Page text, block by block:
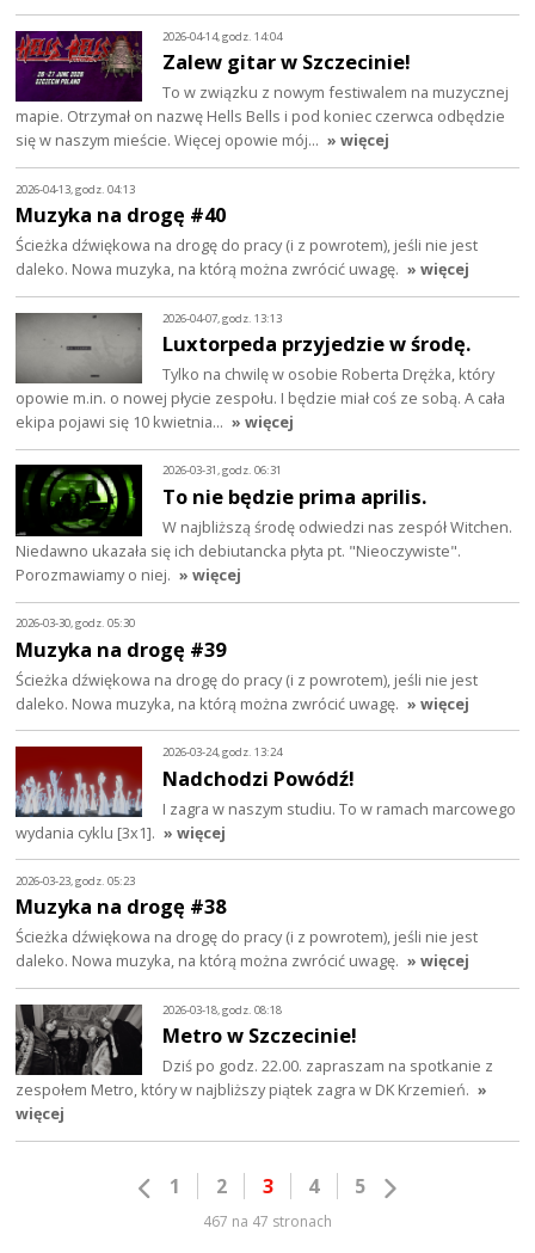
2026-04-14, godz. 14:04
Zalew gitar w Szczecinie!
To w związku z nowym festiwalem na muzycznej
mapie. Otrzymał on nazwę Hells Bells i pod koniec czerwca odbędzie
się w naszym mieście. Więcej opowie mój… » więcej
2026-04-13, godz. 04:13
Muzyka na drogę #40
Ścieżka dźwiękowa na drogę do pracy (i z powrotem), jeśli nie jest
daleko. Nowa muzyka, na którą można zwrócić uwagę. » więcej
2026-04-07, godz. 13:13
Luxtorpeda przyjedzie w środę.
Tylko na chwilę w osobie Roberta Drężka, który
opowie m.in. o nowej płycie zespołu. I będzie miał coś ze sobą. A cała
ekipa pojawi się 10 kwietnia… » więcej
2026-03-31, godz. 06:31
To nie będzie prima aprilis.
W najbliższą środę odwiedzi nas zespół Witchen.
Niedawno ukazała się ich debiutancka płyta pt. "Nieoczywiste".
Porozmawiamy o niej. » więcej
2026-03-30, godz. 05:30
Muzyka na drogę #39
Ścieżka dźwiękowa na drogę do pracy (i z powrotem), jeśli nie jest
daleko. Nowa muzyka, na którą można zwrócić uwagę. » więcej
2026-03-24, godz. 13:24
Nadchodzi Powódź!
I zagra w naszym studiu. To w ramach marcowego
wydania cyklu [3x1]. » więcej
2026-03-23, godz. 05:23
Muzyka na drogę #38
Ścieżka dźwiękowa na drogę do pracy (i z powrotem), jeśli nie jest
daleko. Nowa muzyka, na którą można zwrócić uwagę. » więcej
2026-03-18, godz. 08:18
Metro w Szczecinie!
Dziś po godz. 22.00. zapraszam na spotkanie z
zespołem Metro, który w najbliższy piątek zagra w DK Krzemień. »
więcej
1 2 3 4 5
467 na 47 stronach